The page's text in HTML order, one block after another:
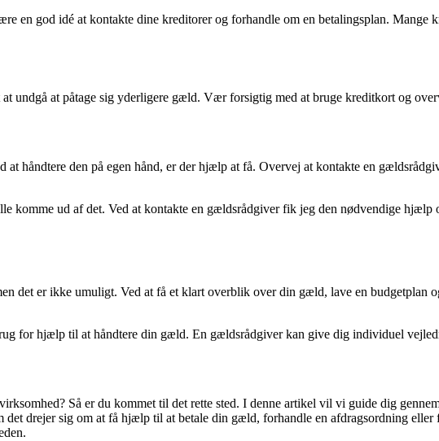
en god idé at kontakte dine kreditorer og forhandle om en betalingsplan.
undgå at påtage sig yderligere gæld. Vær forsigtig med at bruge kreditkort og
håndtere den på egen hånd, er der hjælp at få. Overvej at kontakte en
komme ud af det. Ved at kontakte en gældsrådgiver fik jeg den nødvendige
det er ikke umuligt. Ved at få et klart overblik over din gæld, lave en budgetplan
for hjælp til at håndtere din gæld. En gældsrådgiver kan give dig individuel
Så er du kommet til det rette sted. I denne artikel vil vi guide dig
det drejer sig om at få hjælp til at betale din gæld, forhandle en afdragsordning